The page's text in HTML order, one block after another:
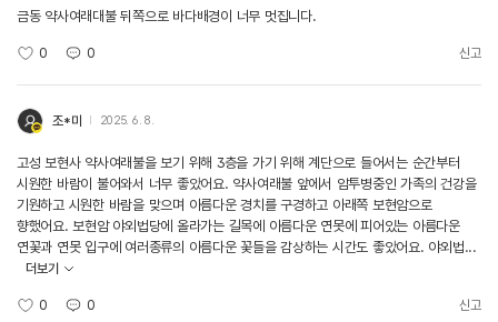
금동 약사여래대불 뒤쪽으로 바다배경이 너무 멋집니다.
0 0 신고
조*미 2025. 6. 8.
고성 보현사 약사여래불을 보기 위해 3층을 가기 위해 계단으로 들어서는 순간부터
시원한 바람이 불어와서 너무 좋았어요. 약사여래불 앞에서 암투병중인 가족의 건강을
기원하고 시원한 바람을 맞으며 아름다운 경치를 구경하고 아래쪽 보현암으로
향했어요. 보현암 야외법당에 올라가는 길목에 아름다운 연못에 피어있는 아름다운
연꽃과 연못 입구에 여러종류의 아름다운 꽃들을 감상하는 시간도 좋았어요. 야외법...
더보기
0 0 신고